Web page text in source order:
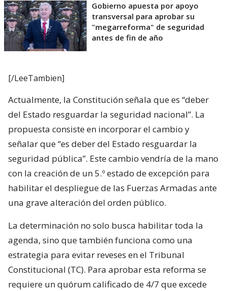
Gobierno apuesta por apoyo
transversal para aprobar su
"megarreforma" de seguridad
antes de fin de año
[/LeeTambien]
Actualmente, la Constitución señala que es “deber
del Estado resguardar la seguridad nacional”. La
propuesta consiste en incorporar el cambio y
señalar que “es deber del Estado resguardar la
seguridad pública”. Este cambio vendría de la mano
con la creación de un 5.º estado de excepción para
habilitar el despliegue de las Fuerzas Armadas ante
una grave alteración del orden público.
La determinación no solo busca habilitar toda la
agenda, sino que también funciona como una
estrategia para evitar reveses en el Tribunal
Constitucional (TC). Para aprobar esta reforma se
requiere un quórum calificado de 4/7 que excede